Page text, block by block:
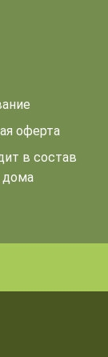
оферта
в состав
дома